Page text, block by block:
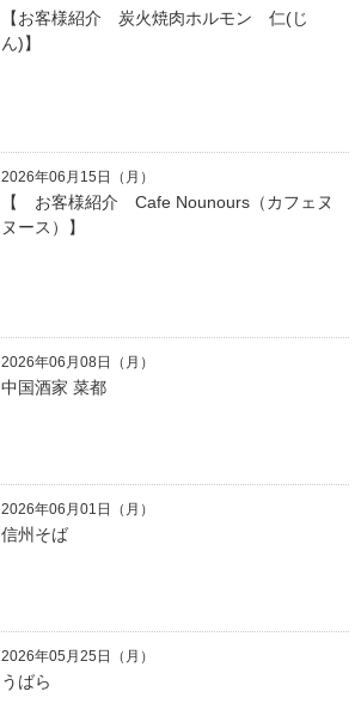
【お客様紹介 炭火焼肉ホルモン 仁(じ
ん)】
2026年06月15日（月）
【 お客様紹介 Cafe Nounours（カフェヌ
ヌース）】
2026年06月08日（月）
中国酒家 菜都
2026年06月01日（月）
信州そば
2026年05月25日（月）
うばら